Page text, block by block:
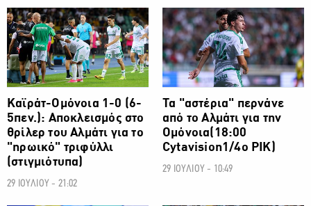
ΠΡΩΤΑΘΛΗΜΑ CYTA
Καϊράτ-Ομόνοια 1-0 (6-
5πεν.): Αποκλεισμός στο
θρίλερ του Αλμάτι για το
"ηρωικό" τριφύλλι
(στιγμιότυπα)
29 ΙΟΥΛΙΟΥ - 21:02
ΠΡΩΤΑΘΛΗΜΑ CYTA
Τα "αστέρια" περνάνε
από το Αλμάτι για την
Ομόνοια(18:00
Cytavision1/4ο ΡΙΚ)
29 ΙΟΥΛΙΟΥ - 10:49